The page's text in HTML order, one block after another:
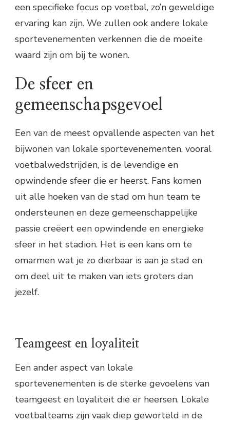
een specifieke focus op voetbal, zo’n geweldige
ervaring kan zijn. We zullen ook andere lokale
sportevenementen verkennen die de moeite
waard zijn om bij te wonen.
De sfeer en
gemeenschapsgevoel
Een van de meest opvallende aspecten van het
bijwonen van lokale sportevenementen, vooral
voetbalwedstrijden, is de levendige en
opwindende sfeer die er heerst. Fans komen
uit alle hoeken van de stad om hun team te
ondersteunen en deze gemeenschappelijke
passie creëert een opwindende en energieke
sfeer in het stadion. Het is een kans om te
omarmen wat je zo dierbaar is aan je stad en
om deel uit te maken van iets groters dan
jezelf.
Teamgeest en loyaliteit
Een ander aspect van lokale
sportevenementen is de sterke gevoelens van
teamgeest en loyaliteit die er heersen. Lokale
voetbalteams zijn vaak diep geworteld in de